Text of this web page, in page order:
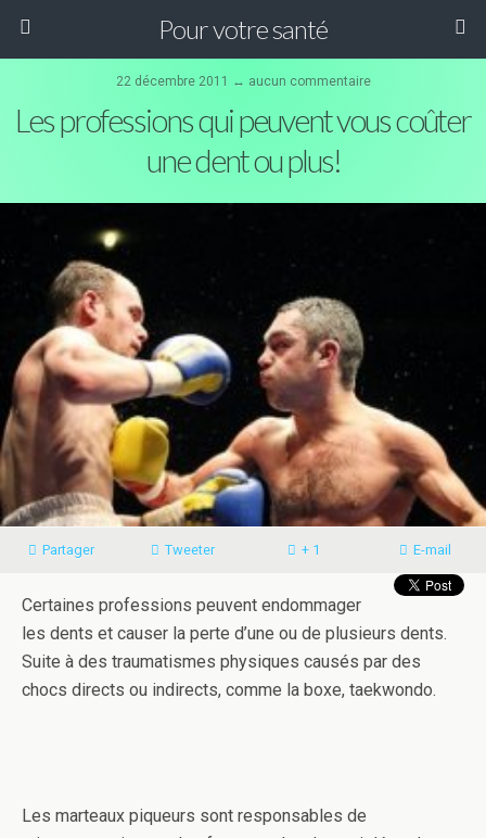
Pour votre santé
22 décembre 2011 ↔ aucun commentaire
Les professions qui peuvent vous coûter
une dent ou plus!
Partager Tweeter + 1 E-mail
Certaines professions peuvent endommager
les dents et causer la perte d’une ou de plusieurs dents.
Suite à des traumatismes physiques causés par des
chocs directs ou indirects, comme la boxe, taekwondo.
Les marteaux piqueurs sont responsables de